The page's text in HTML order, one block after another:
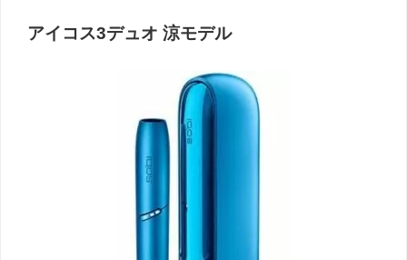
アイコス3デュオ 涼モデル